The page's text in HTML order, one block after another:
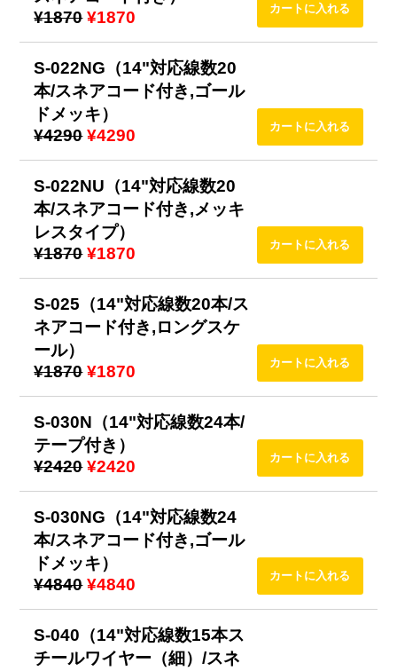
¥1870 ¥1870
S-022NG（14"対応線数20
本/スネアコード付き,ゴール
ドメッキ）
¥4290 ¥4290
S-022NU（14"対応線数20
本/スネアコード付き,メッキ
レスタイプ）
¥1870 ¥1870
S-025（14"対応線数20本/ス
ネアコード付き,ロングスケ
ール）
¥1870 ¥1870
S-030N（14"対応線数24本/
テープ付き）
¥2420 ¥2420
S-030NG（14"対応線数24
本/スネアコード付き,ゴール
ドメッキ）
¥4840 ¥4840
S-040（14"対応線数15本ス
チールワイヤー（細）/スネ